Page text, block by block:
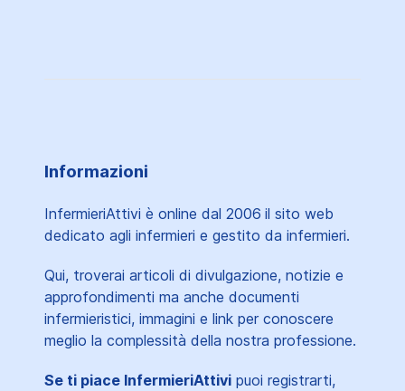
Informazioni
InfermieriAttivi è online dal 2006 il sito web
dedicato agli infermieri e gestito da infermieri.
Qui, troverai articoli di divulgazione, notizie e
approfondimenti ma anche documenti
infermieristici, immagini e link per conoscere
meglio la complessità della nostra professione.
Se ti piace InfermieriAttivi puoi registrarti,